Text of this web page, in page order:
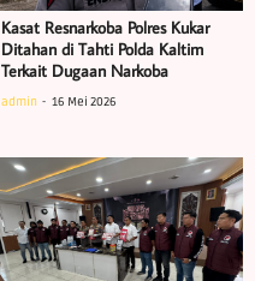
Kasat Resnarkoba Polres Kukar
Ditahan di Tahti Polda Kaltim
Terkait Dugaan Narkoba
admin 16 Mei 2026